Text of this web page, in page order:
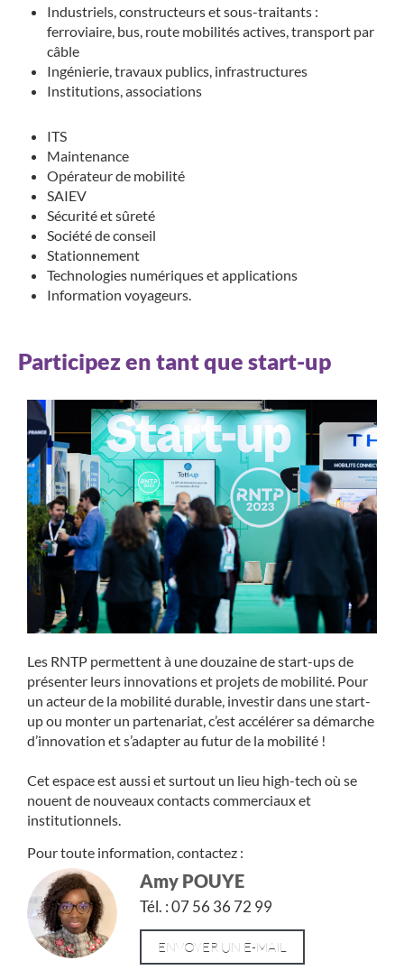
Industriels, constructeurs et sous-traitants :
ferroviaire, bus, route mobilités actives, transport par
câble
Ingénierie, travaux publics, infrastructures
Institutions, associations
ITS
Maintenance
Opérateur de mobilité
SAIEV
Sécurité et sûreté
Société de conseil
Stationnement
Technologies numériques et applications
Information voyageurs.
Participez en tant que start-up
Les RNTP permettent à une douzaine de start-ups de
présenter leurs innovations et projets de mobilité. Pour
un acteur de la mobilité durable, investir dans une start-
up ou monter un partenariat, c’est accélérer sa démarche
d’innovation et s’adapter au futur de la mobilité !
Cet espace est aussi et surtout un lieu high-tech où se
nouent de nouveaux contacts commerciaux et
institutionnels.
Pour toute information, contactez :
Amy POUYE
Tél. : 07 56 36 72 99
ENVOYER UN E-MAIL